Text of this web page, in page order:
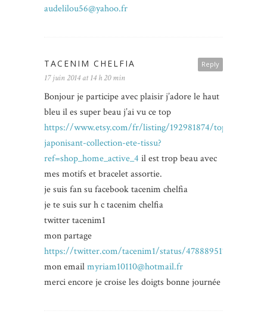
audelilou56@yahoo.fr
Reply
TACENIM CHELFIA
17 juin 2014 at 14 h 20 min
Bonjour je participe avec plaisir j’adore le haut
bleu il es super beau j’ai vu ce top
https://www.etsy.com/fr/listing/192981874/top-
japonisant-collection-ete-tissu?
ref=shop_home_active_4 il est trop beau avec
mes motifs et bracelet assortie.
je suis fan su facebook tacenim chelfia
je te suis sur h c tacenim chelfia
twitter tacenim1
mon partage
https://twitter.com/tacenim1/status/
mon emailmyriam10110@hotmail.fr
merci encore je croise les doigts bonne journée